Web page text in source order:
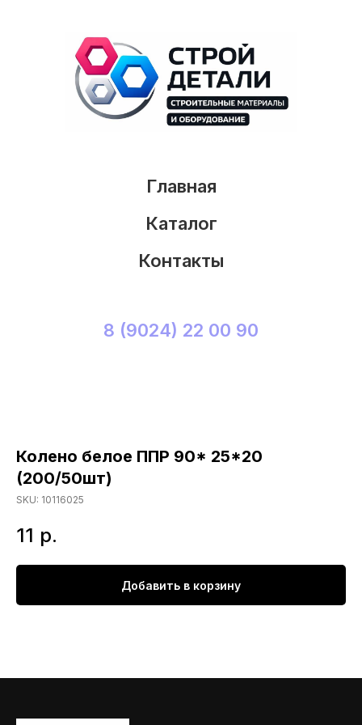
Главная
Каталог
Контакты
8 (9024) 22 00 90
Колено белое ППР 90* 25*20
(200/50шт)
SKU: 10116025
11 р.
Добавить в корзину